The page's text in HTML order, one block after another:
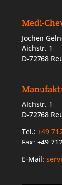
Medi-
Jochen
Aichstr. 1
D-72768
Aichstr. 1
D-72768
Tel.: +49
Fax: +49
E-Mail: